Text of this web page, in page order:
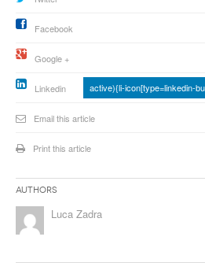
Facebook
Google +
Linkedin active){li-icon[type=linkedin-
Email this article
Print this article
Authors
Luca Zadra